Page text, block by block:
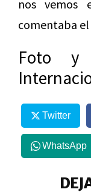
nos vemos
comentaba
Foto y
Twitter
WhatsApp